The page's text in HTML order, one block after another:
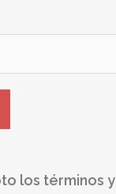
los términos y